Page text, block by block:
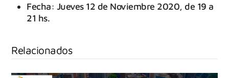
Fecha: Jueves 12 de Noviembre 2020, de 19 a
21 hs.
Relacionados